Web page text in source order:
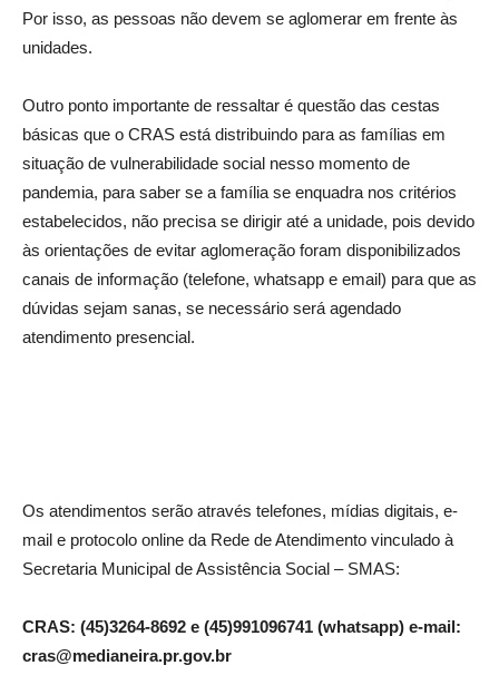
Por isso, as pessoas não devem se aglomerar em frente às
unidades.
Outro ponto importante de ressaltar é questão das cestas
básicas que o CRAS está distribuindo para as famílias em
situação de vulnerabilidade social nesso momento de
pandemia, para saber se a família se enquadra nos critérios
estabelecidos, não precisa se dirigir até a unidade, pois devido
às orientações de evitar aglomeração foram disponibilizados
canais de informação (telefone, whatsapp e email) para que as
dúvidas sejam sanas, se necessário será agendado
atendimento presencial.
Os atendimentos serão através telefones, mídias digitais, e-
mail e protocolo online da Rede de Atendimento vinculado à
Secretaria Municipal de Assistência Social – SMAS:
CRAS: (45)3264-8692 e (45)991096741 (whatsapp) e-mail:
cras@medianeira.pr.gov.br